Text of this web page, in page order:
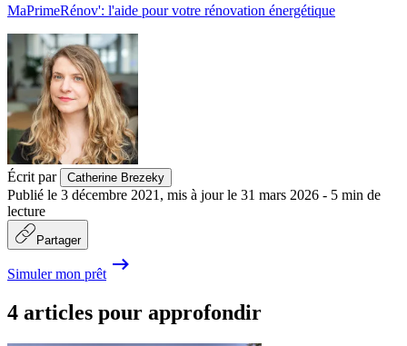
MaPrimeRénov': l'aide pour votre rénovation énergétique
Écrit par Catherine Brezeky
Publié le 3 décembre 2021 , mis à jour le 31 mars 2026 - 5 min de
lecture
Partager
Simuler mon prêt
4 articles pour approfondir